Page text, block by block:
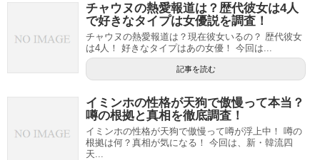
チャウヌの熱愛報道は？歴代彼女は4人
で好きなタイプは女優説を調査！
チャウヌの熱愛報道は？現在彼女いるの？ 歴代彼女
は4人！ 好きなタイプはあの女優！ 今回は...
記事を読む
イミンホの性格が天狗で傲慢って本当？
噂の根拠と真相を徹底調査！
イミンホの性格が天狗で傲慢って噂が浮上中！ 噂の
根拠は何？真相が気になる！ 今回は、新・韓流四
天...